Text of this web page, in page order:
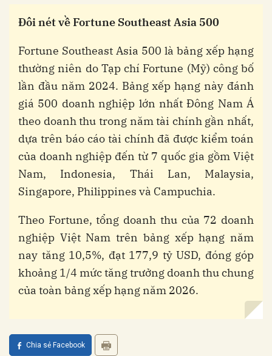
ĐôinétvềFortune Southeast Asia 500
Fortune Southeast Asia 500 là bảng xếp hạng
thường niên do Tạp chí Fortune (Mỹ) công bố
lần đầu năm 2024. Bảng xếp hạng này đánh
giá 500 doanh nghiệp lớn nhất Đông Nam Á
theo doanh thu trong năm tài chính gần nhất,
dựa trên báo cáo tài chính đã được kiểm toán
của doanh nghiệp đến từ 7 quốc gia gồm Việt
Nam, Indonesia, Thái Lan, Malaysia,
Singapore, Philippines và Campuchia.
Theo Fortune, tổng doanh thu của 72 doanh
nghiệp Việt Nam trên bảng xếp hạng năm
nay tăng 10,5%, đạt 177,9 tỷ USD, đóng góp
khoảng 1/4 mức tăng trưởng doanh thu chung
của toàn bảng xếp hạng năm 2026.
Chia sẻ Facebook